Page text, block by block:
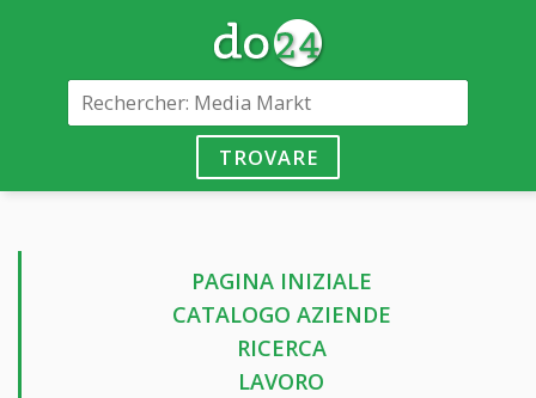
TROVARE
PAGINA INIZIALE
CATALOGO AZIENDE
RICERCA
LAVORO